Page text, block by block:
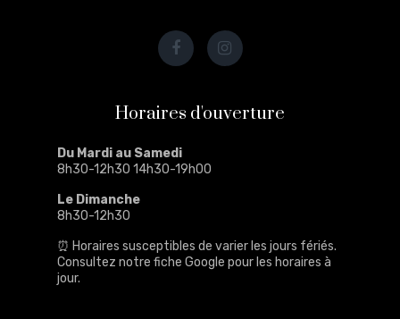
Horaires d'ouverture
Du Mardi au Samedi
8h30-12h30 14h30-19h00
Le Dimanche
8h30-12h30
⏰ Horaires susceptibles de varier les jours fériés.
Consultez notre fiche Google pour les horaires à
jour.